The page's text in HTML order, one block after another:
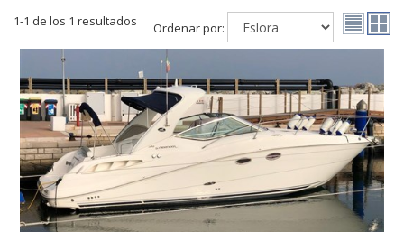
1-1 de los 1 resultados Ordenar por: